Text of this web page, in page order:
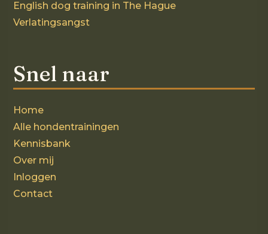
English dog training in The Hague
Verlatingsangst
Snel naar
Home
Alle hondentrainingen
Kennisbank
Over mij
Inloggen
Contact